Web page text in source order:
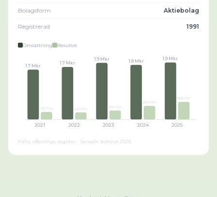
Bolagsform Aktiebolag
Registrerad 1991
Omsättning Resultat
1.7 Mkr
252 tkr
2021
1.7 Mkr
240 tkr
2022
1.9 Mkr
304 tkr
2023
1.8 Mkr
454 tkr
2024
1.9 Mkr
588 tkr
2025
Källa: offentliga register · Senaste bokslut 2026